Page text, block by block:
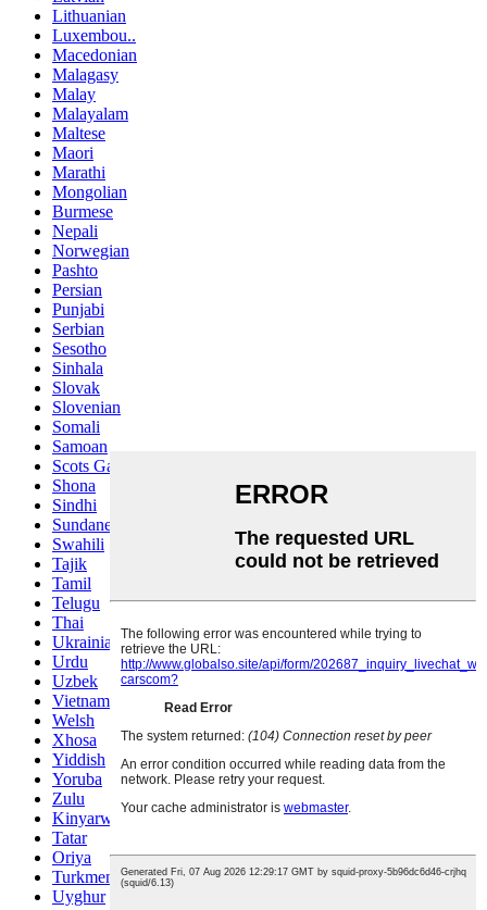
Lithuanian
Luxembou..
Macedonian
Malagasy
Malay
Malayalam
Maltese
Maori
Marathi
Mongolian
Burmese
Nepali
Norwegian
Pashto
Persian
Punjabi
Serbian
Sesotho
Sinhala
Slovak
Slovenian
Somali
Samoan
Scots Gaelic
Shona
Sindhi
Sundanese
Swahili
Tajik
Tamil
Telugu
Thai
Ukrainian
Urdu
Uzbek
Vietnamese
Welsh
Xhosa
Yiddish
Yoruba
Zulu
Kinyarwanda
Tatar
Oriya
Turkmen
Uyghur